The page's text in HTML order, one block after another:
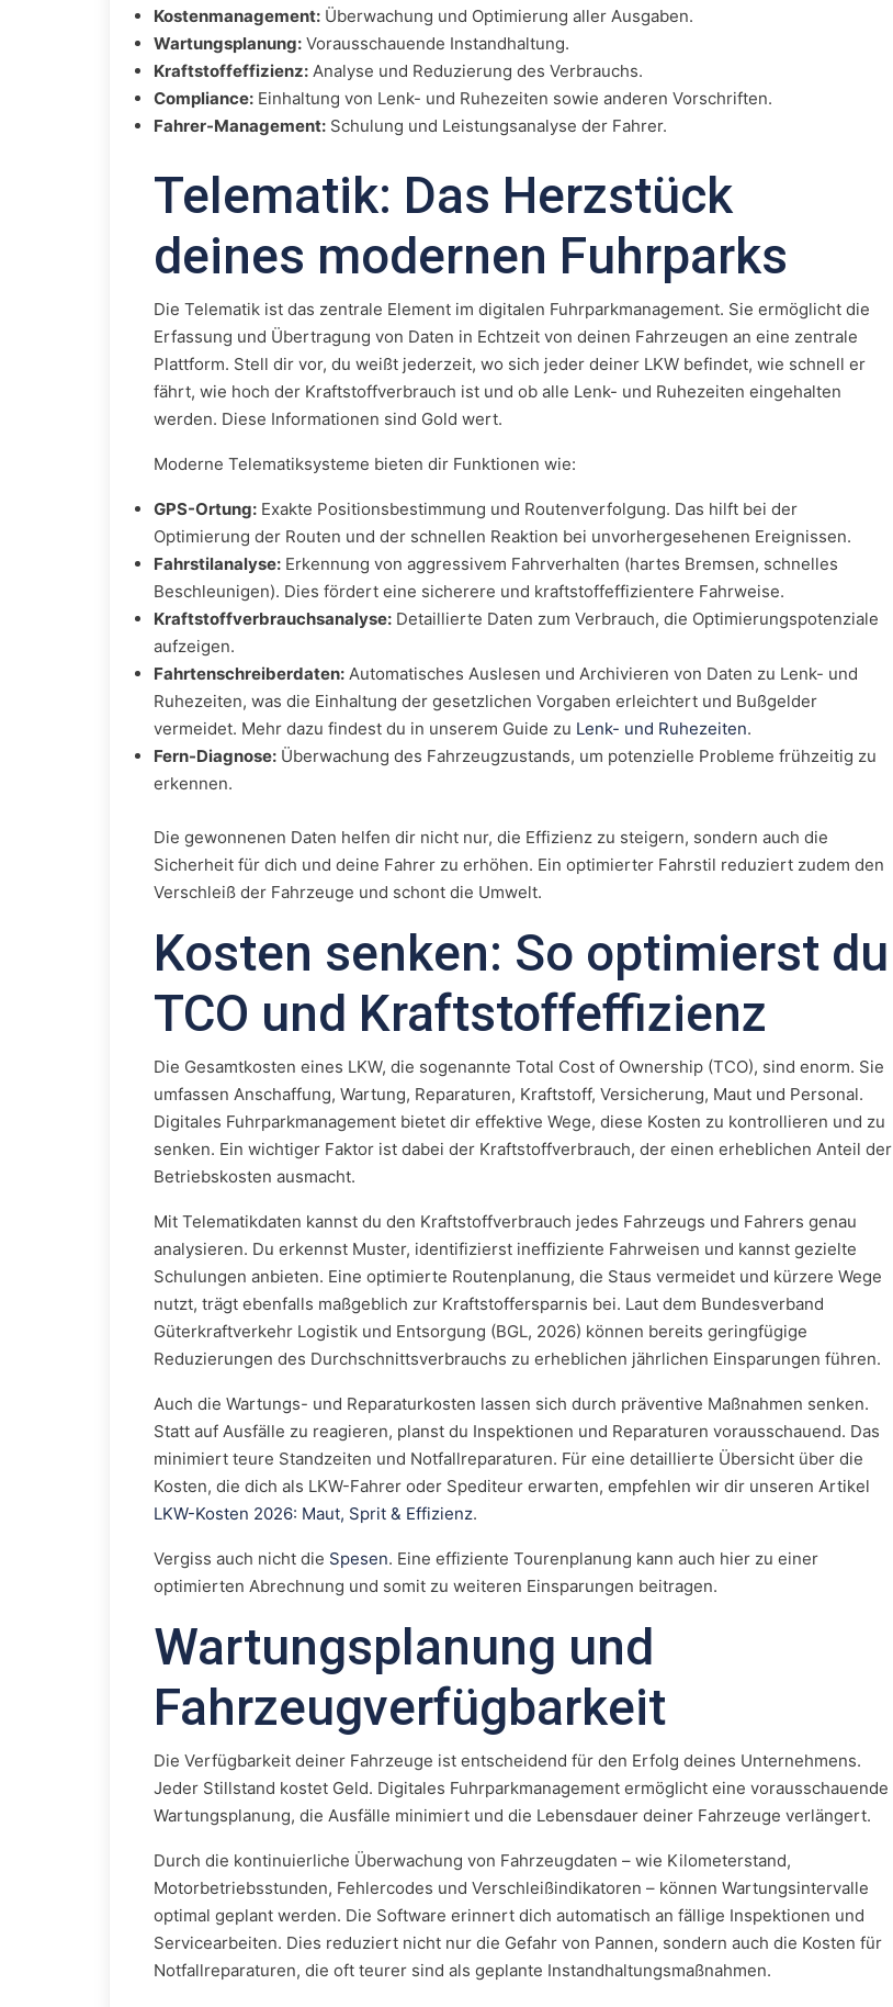
Kostenmanagement: Überwachung und Optimierung aller Ausgaben.
Wartungsplanung: Vorausschauende Instandhaltung.
Kraftstoffeffizienz: Analyse und Reduzierung des Verbrauchs.
Compliance: Einhaltung von Lenk- und Ruhezeiten sowie anderen Vorschriften.
Fahrer-Management: Schulung und Leistungsanalyse der Fahrer.
Telematik: Das Herzstück
deines modernen Fuhrparks
Die Telematik ist das zentrale Element im digitalen Fuhrparkmanagement. Sie ermöglicht die
Erfassung und Übertragung von Daten in Echtzeit von deinen Fahrzeugen an eine zentrale
Plattform. Stell dir vor, du weißt jederzeit, wo sich jeder deiner LKW befindet, wie schnell er
fährt, wie hoch der Kraftstoffverbrauch ist und ob alle Lenk- und Ruhezeiten eingehalten
werden. Diese Informationen sind Gold wert.
Moderne Telematiksysteme bieten dir Funktionen wie:
GPS-Ortung: Exakte Positionsbestimmung und Routenverfolgung. Das hilft bei der
Optimierung der Routen und der schnellen Reaktion bei unvorhergesehenen Ereignissen.
Fahrstilanalyse: Erkennung von aggressivem Fahrverhalten (hartes Bremsen, schnelles
Beschleunigen). Dies fördert eine sicherere und kraftstoffeffizientere Fahrweise.
Kraftstoffverbrauchsanalyse: Detaillierte Daten zum Verbrauch, die Optimierungspotenziale
aufzeigen.
Fahrtenschreiberdaten: Automatisches Auslesen und Archivieren von Daten zu Lenk- und
Ruhezeiten, was die Einhaltung der gesetzlichen Vorgaben erleichtert und Bußgelder
vermeidet. Mehr dazu findest du in unserem Guide zu Lenk- und Ruhezeiten.
Fern-Diagnose: Überwachung des Fahrzeugzustands, um potenzielle Probleme frühzeitig zu
erkennen.
Die gewonnenen Daten helfen dir nicht nur, die Effizienz zu steigern, sondern auch die
Sicherheit für dich und deine Fahrer zu erhöhen. Ein optimierter Fahrstil reduziert zudem den
Verschleiß der Fahrzeuge und schont die Umwelt.
Kosten senken: So optimierst du
TCO und Kraftstoffeffizienz
Die Gesamtkosten eines LKW, die sogenannte Total Cost of Ownership (TCO), sind enorm. Sie
umfassen Anschaffung, Wartung, Reparaturen, Kraftstoff, Versicherung, Maut und Personal.
Digitales Fuhrparkmanagement bietet dir effektive Wege, diese Kosten zu kontrollieren und zu
senken. Ein wichtiger Faktor ist dabei der Kraftstoffverbrauch, der einen erheblichen Anteil der
Betriebskosten ausmacht.
Mit Telematikdaten kannst du den Kraftstoffverbrauch jedes Fahrzeugs und Fahrers genau
analysieren. Du erkennst Muster, identifizierst ineffiziente Fahrweisen und kannst gezielte
Schulungen anbieten. Eine optimierte Routenplanung, die Staus vermeidet und kürzere Wege
nutzt, trägt ebenfalls maßgeblich zur Kraftstoffersparnis bei. Laut dem Bundesverband
Güterkraftverkehr Logistik und Entsorgung (BGL, 2026) können bereits geringfügige
Reduzierungen des Durchschnittsverbrauchs zu erheblichen jährlichen Einsparungen führen.
Auch die Wartungs- und Reparaturkosten lassen sich durch präventive Maßnahmen senken.
Statt auf Ausfälle zu reagieren, planst du Inspektionen und Reparaturen vorausschauend. Das
minimiert teure Standzeiten und Notfallreparaturen. Für eine detaillierte Übersicht über die
Kosten, die dich als LKW-Fahrer oder Spediteur erwarten, empfehlen wir dir unseren Artikel
LKW-Kosten 2026: Maut, Sprit & Effizienz.
Vergiss auch nicht die Spesen. Eine effiziente Tourenplanung kann auch hier zu einer
optimierten Abrechnung und somit zu weiteren Einsparungen beitragen.
Wartungsplanung und
Fahrzeugverfügbarkeit
Die Verfügbarkeit deiner Fahrzeuge ist entscheidend für den Erfolg deines Unternehmens.
Jeder Stillstand kostet Geld. Digitales Fuhrparkmanagement ermöglicht eine vorausschauende
Wartungsplanung, die Ausfälle minimiert und die Lebensdauer deiner Fahrzeuge verlängert.
Durch die kontinuierliche Überwachung von Fahrzeugdaten – wie Kilometerstand,
Motorbetriebsstunden, Fehlercodes und Verschleißindikatoren – können Wartungsintervalle
optimal geplant werden. Die Software erinnert dich automatisch an fällige Inspektionen und
Servicearbeiten. Dies reduziert nicht nur die Gefahr von Pannen, sondern auch die Kosten für
Notfallreparaturen, die oft teurer sind als geplante Instandhaltungsmaßnahmen.